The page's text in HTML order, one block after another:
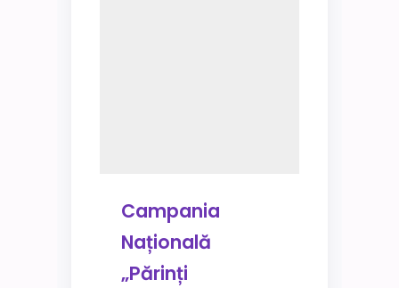
Campania
Națională
„Părinți